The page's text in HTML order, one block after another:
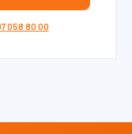
058 80 00